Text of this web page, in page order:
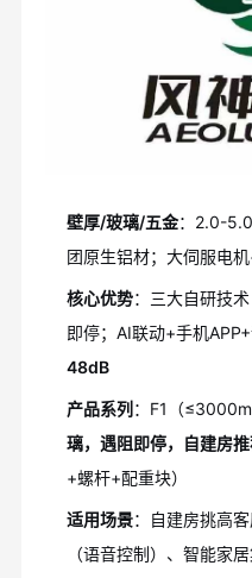
壁厚/玻璃/五金：2.0-
团原生铝材；大伺服电
核心优势：三大自研技
即停；AI联动+手机APP+
48dB
产品系列 ：F1（
璃，遇阻即停，自建房推
+螺杆+配重块）
适用场景：自建房挑高
（语音控制）、智能家